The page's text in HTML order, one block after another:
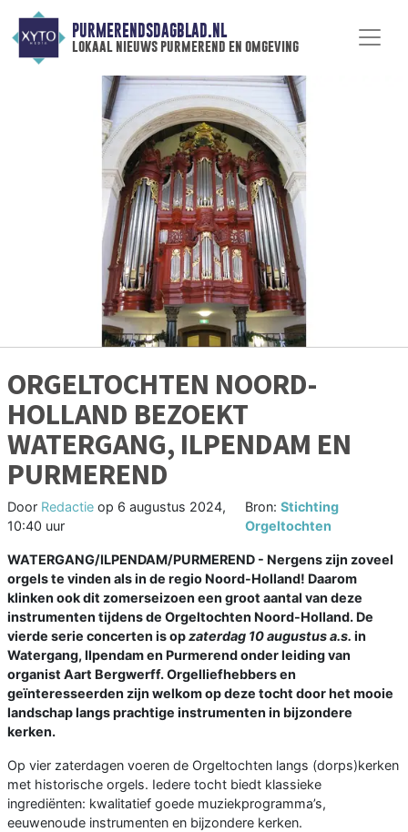
PURMERENDSDAGBLAD.NL
lokaal nieuws purmerend en omgeving
ORGELTOCHTEN NOORD-
HOLLAND BEZOEKT
WATERGANG, ILPENDAM EN
PURMEREND
Door Redactie op 6 augustus 2024,
10:40 uur
Bron:Stichting
Orgeltochten
WATERGANG/ILPENDAM/PURMEREND - Nergens zijn zoveel
orgels te vinden als in de regio Noord-Holland! Daarom
klinken ook dit zomerseizoen een groot aantal van deze
instrumenten tijdens de Orgeltochten Noord-Holland. De
vierde serie concerten is opzaterdag 10 augustus a.s. in
Watergang, Ilpendam en Purmerend onder leiding van
organist Aart Bergwerff. Orgelliefhebbers en
geïnteresseerden zijn welkom op deze tocht door het mooie
landschap langs prachtige instrumenten in bijzondere
kerken.
Op vier zaterdagen voeren de Orgeltochten langs (dorps)kerken
met historische orgels. Iedere tocht biedt klassieke
ingrediënten: kwalitatief goede muziekprogramma’s,
eeuwenoude instrumenten en bijzondere kerken.